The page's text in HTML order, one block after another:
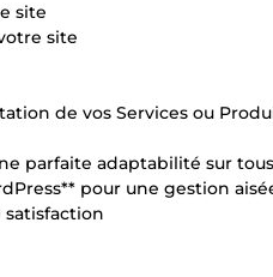
site
site
de vos Services ou
parfaite adaptabilité sur
pour une gestion